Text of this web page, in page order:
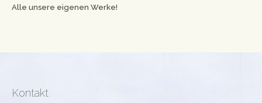
Alle unsere eigenen Werke!
Kontakt